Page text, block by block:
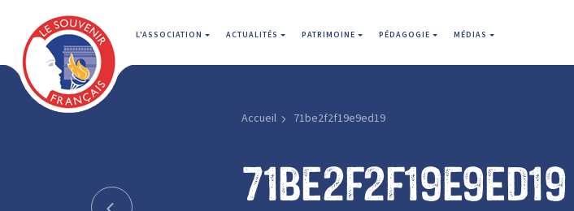
L'ASSOCIATION ACTUALITÉS PATRIMOINE PÉDAGOGIE MÉDIAS
Accueil 71be2f2f19e9ed19
71be2f2f19e9ed19